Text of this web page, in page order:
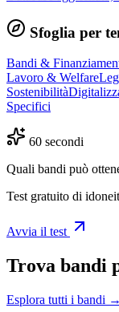
Sfoglia per
Bandi &
Lavoro & Welfare
Sostenibilità
Specifici
60 secondi
Quali bandi può
Test gratuito di
Avvia il test
Trova bandi
Esplora tutti i bandi →